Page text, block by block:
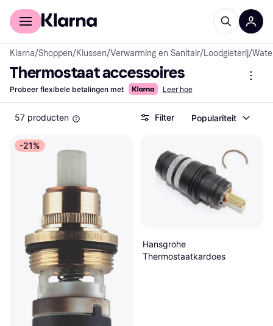
Voor shoppers
Klarna/Shoppen/Klussen/Verwarming en Sanitair/Loodgieterij/
Thermostaat accessoires
Probeer flexibele betalingen met Leer hoe
57 producten Filter Populariteit
-21%
Hansgrohe
Thermostaatkardoes